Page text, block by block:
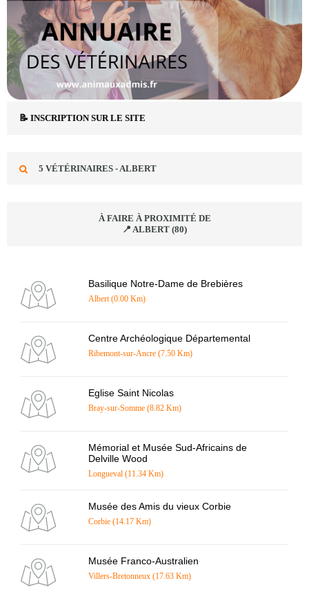
📝 INSCRIPTION SUR LE SITE
5 VÉTÉRINAIRES - ALBERT
À FAIRE À PROXIMITÉ DE
📍 ALBERT (80)
Basilique Notre-Dame de Brebières
Albert (0.00 Km)
Centre Archéologique Départemental
Ribemont-sur-Ancre (7.50 Km)
Eglise Saint Nicolas
Bray-sur-Somme (8.82 Km)
Mémorial et Musée Sud-Africains de
Delville Wood
Longueval (11.34 Km)
Musée des Amis du vieux Corbie
Corbie (14.17 Km)
Musée Franco-Australien
Villers-Bretonneux (17.63 Km)